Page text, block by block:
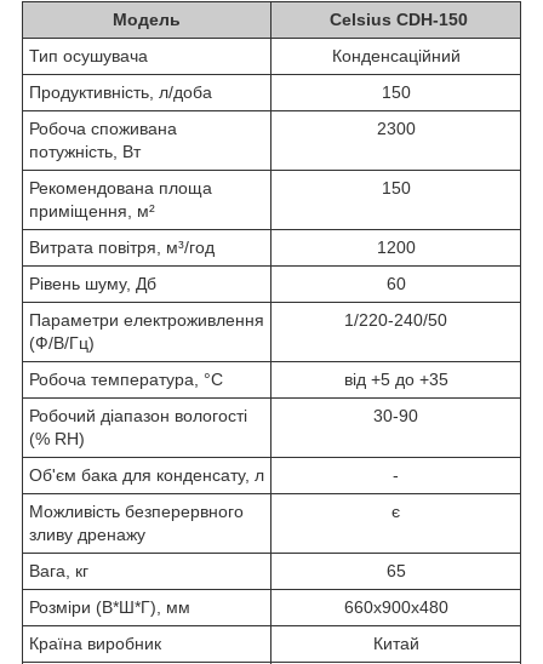
Модель
Celsius СDH-150
Тип осушувача
Конденсаційний
Продуктивність, л/доба
150
Робоча споживана
потужність, Вт
2300
Рекомендована площа
приміщення, м²
150
Витрата повітря, м³/год
1200
Рівень шуму, Дб
60
Параметри електроживлення
(Ф/В/Гц)
1/220-240/50
Робоча температура, °C
від +5 до +35
Робочий діапазон вологості
(% RH)
30-90
Об'єм бака для конденсату, л
-
Можливість безперервного
зливу дренажу
є
Вага, кг
65
Розміри (В*Ш*Г), мм
660x900x480
Країна виробник
Китай